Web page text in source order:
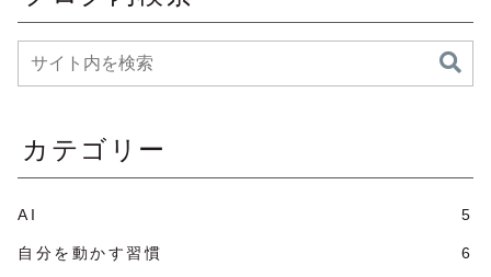
カテゴリー
AI 5
自分を動かす習慣 6